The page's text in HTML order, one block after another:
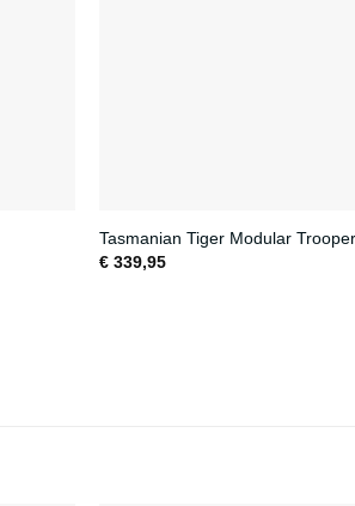
Tasmanian Tiger Modular
€339,95